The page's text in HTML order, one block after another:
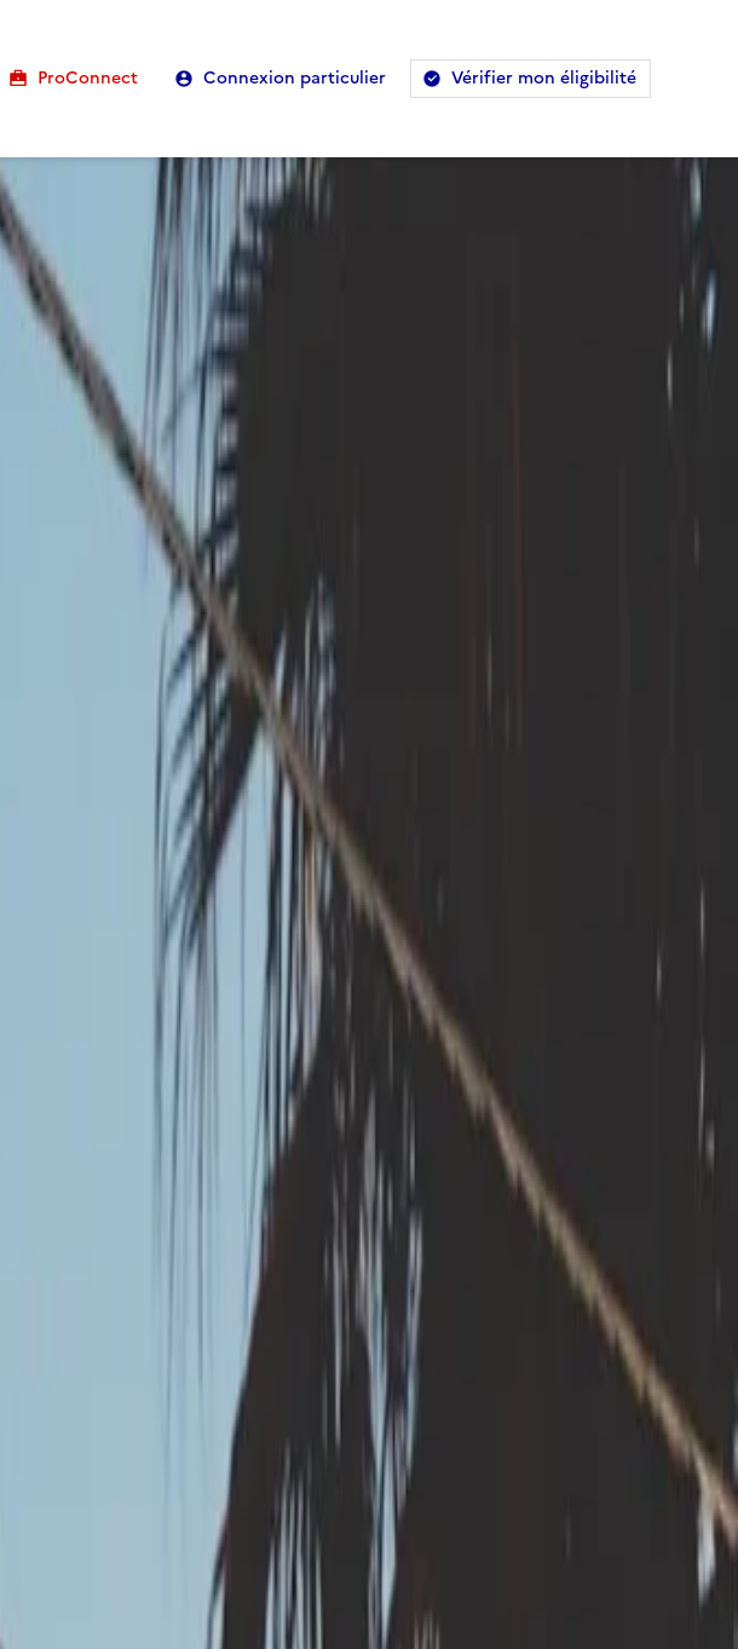
ProConnect Connexion particulier Vérifier mon éligibilité
du sol
étude (qui comprend la réalisation du diagnostic de
de prévention). Cette prestation relève de la phase